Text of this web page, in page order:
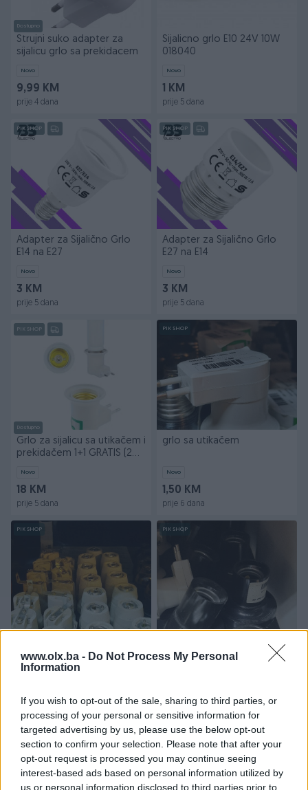
www.olx.ba - Do Not Process My Personal
Information
If you wish to opt-out of the sale, sharing to third parties, or
processing of your personal or sensitive information for
targeted advertising by us, please use the below opt-out
section to confirm your selection. Please note that after your
opt-out request is processed you may continue seeing
interest-based ads based on personal information utilized by
us or personal information disclosed to third parties prior to
Dostupno
Strujni suko adapter za
sijalicu grlo sa prekidacem
Novo
9,99 KM
prije 4 dana
Sijalicno grlo E10 24V 10W
018040
Novo
1 KM
prije 5 dana
PIK SHOP
Adapter za Sijalično Grlo
E14 na E27
Novo
3 KM
prije 5 dana
PIK SHOP
Adapter za Sijalično Grlo
E27 na E14
Novo
3 KM
prije 5 dana
PIK SHOP
Dostupno
Grlo za sijalicu sa utikačem i
prekidačem 1+1 GRATIS (2
Novo
18 KM
prije 5 dana
PIK SHOP
grlo sa utikačem
Novo
1,50 KM
prije 6 dana
PIK SHOP
Novo
prije 6 dana
PIK SHOP
prije 6 dana
PIK SHOP PIK SHOP